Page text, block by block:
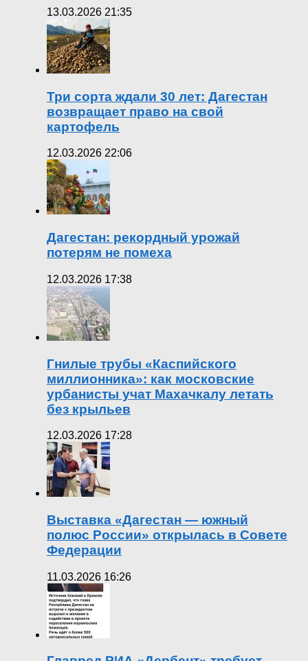
13.03.2026 21:35
Три сорта ждали 30 лет: Дагестан
возвращает право на свой
картофель
12.03.2026 22:06
Дагестан: рекордный урожай
потерям не помеха
12.03.2026 17:38
Гнилые трубы «Каспийского
миллионника»: как московские
урбанисты учат Махачкалу летать
без крыльев
12.03.2026 17:28
Выставка «Дагестан — южный
полюс России» открылась в Совете
Федерации
11.03.2026 16:26